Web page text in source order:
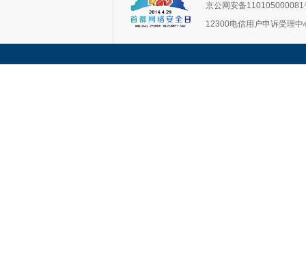
京公网安备110105000081
12300电信用户申诉受理中